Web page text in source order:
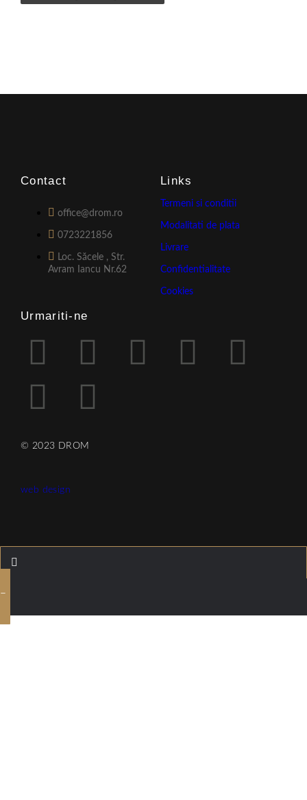
Contact
office@drom.ro
0723221856
Loc. Săcele , Str.
Avram Iancu Nr.62
Links
Termeni si conditii
Modalitati de plata
Livrare
Confidentialitate
Cookies
Urmariti-ne
© 2023 DROM
web design